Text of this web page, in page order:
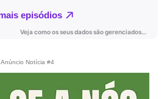
Anúncio Notícia #4